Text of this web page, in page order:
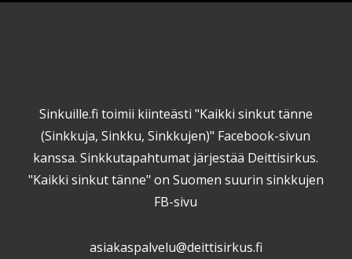
Sinkuille.fi toimii kiinteästi "Kaikki sinkut tänne
(Sinkkuja, Sinkku, Sinkkujen)" Facebook-sivun
kanssa. Sinkkutapahtumat järjestää Deittisirkus.
"Kaikki sinkut tänne" on Suomen suurin sinkkujen
FB-sivu
asiakaspalvelu@deittisirkus.fi